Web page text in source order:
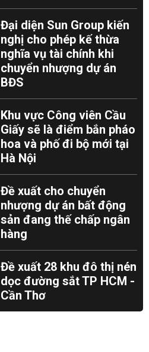
Đại diện Sun Group kiến
nghị cho phép kế thừa
nghĩa vụ tài chính khi
chuyển nhượng dự án
BĐS
Khu vực Công viên Cầu
Giấy sẽ là điểm bắn pháo
hoa và phố đi bộ mới tại
Hà Nội
Đề xuất cho chuyển
nhượng dự án bất động
sản đang thế chấp ngân
hàng
Đề xuất 28 khu đô thị nén
dọc đường sắt TP HCM -
Cần Thơ